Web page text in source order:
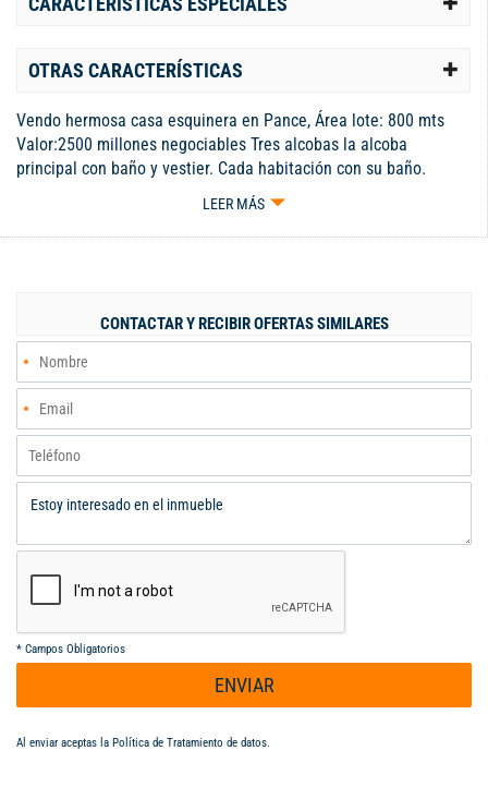
OTRAS CARACTERÍSTICAS
Vendo hermosa casa esquinera en Pance, Área lote: 800 mts
Valor:2500 millones negociables Tres alcobas la alcoba
principal con baño y vestier. Cada habitación con su baño.
Family room o sal de tv. Baño social Sala y comedor muy amplia
de servicio con baño Amplia zona de lavanderia Estudio Garane
Piscinas de adultos y de niños Cel. 3184559415-3113270915
malom- altpan
LEER MÁS
CONTACTAR Y RECIBIR OFERTAS SIMILARES
* Campos Obligatorios
ENVIAR
Al enviar aceptas la Política de Tratamiento de datos.